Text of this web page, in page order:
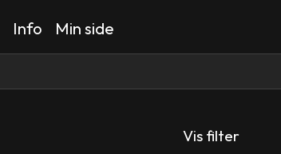
Info Min side
Vis filter